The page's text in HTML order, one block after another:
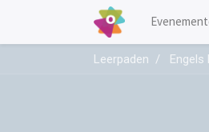
Leerpaden Engels